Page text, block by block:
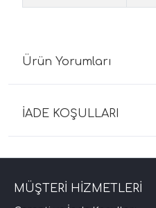
Ürün Yorumları
İADE KOŞULLARI
MÜŞTERİ HİZMETLERİ